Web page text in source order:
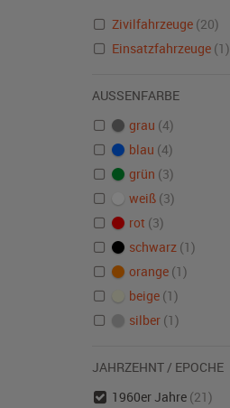
Zivilfahrzeuge (20)
Einsatzfahrzeuge (1)
AUSSENFARBE
grau (4)
blau (4)
grün (3)
weiß (3)
rot (3)
schwarz (1)
orange (1)
beige (1)
silber (1)
JAHRZEHNT / EPOCHE
1960er Jahre (21)